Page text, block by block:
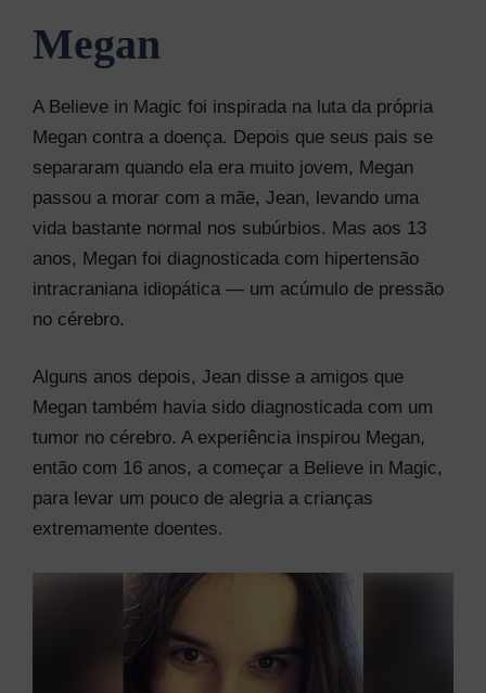
Megan
A Believe in Magic foi inspirada na luta da própria
Megan contra a doença. Depois que seus pais se
separaram quando ela era muito jovem, Megan
passou a morar com a mãe, Jean, levando uma
vida bastante normal nos subúrbios. Mas aos 13
anos, Megan foi diagnosticada com hipertensão
intracraniana idiopática — um acúmulo de pressão
no cérebro.
Alguns anos depois, Jean disse a amigos que
Megan também havia sido diagnosticada com um
tumor no cérebro. A experiência inspirou Megan,
então com 16 anos, a começar a Believe in Magic,
para levar um pouco de alegria a crianças
extremamente doentes.